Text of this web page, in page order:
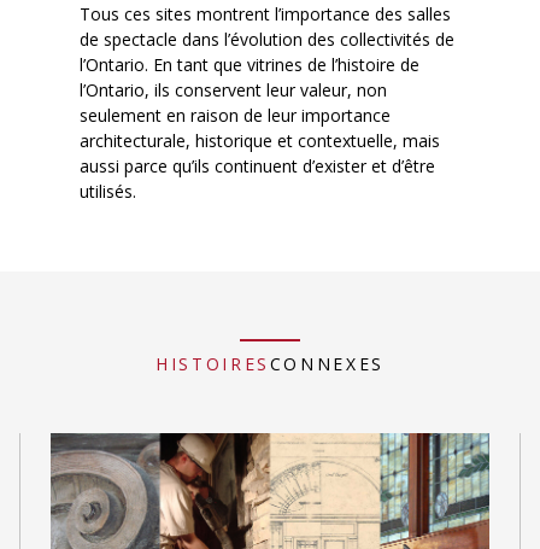
Tous ces sites montrent l’importance des salles
de spectacle dans l’évolution des collectivités de
l’Ontario. En tant que vitrines de l’histoire de
l’Ontario, ils conservent leur valeur, non
seulement en raison de leur importance
architecturale, historique et contextuelle, mais
aussi parce qu’ils continuent d’exister et d’être
utilisés.
HISTOIRES CONNEXES